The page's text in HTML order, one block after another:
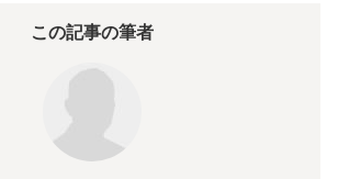
この記事の筆者